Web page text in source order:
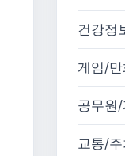
건강정
게임/
공무원
교통/